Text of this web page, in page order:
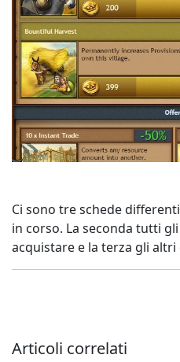
Ci sono tre schede
in corso. La seconda tutti
acquistare e la terza gli
Articoli correlati